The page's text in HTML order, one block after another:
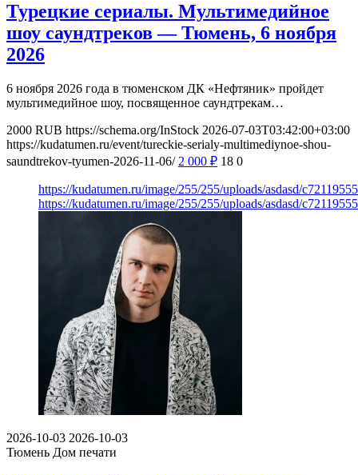
Турецкие сериалы. Мультимедийное
шоу саундтреков — Тюмень, 6 ноября
2026
6 ноября 2026 года в тюменском ДК «Нефтяник» пройдет
мультимедийное шоу, посвященное саундтрекам…
2000 RUB https://schema.org/InStock 2026-07-03T03:42:00+03:00
https://kudatumen.ru/event/tureckie-serialy-multimediynoe-shou-
saundtrekov-tyumen-2026-11-06/ 2 000 ₽ 18 0
https://kudatumen.ru/image/255/255/uploads/asdasd/
https://kudatumen.ru/image/255/255/uploads/asdasd/
2026-10-03 2026-10-03
Тюмень Дом печати